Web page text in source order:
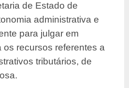
de Estado de
administrativa e
para julgar em
recursos referentes a
tributários, de